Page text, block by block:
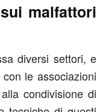
malfattori
diversi settori, e
le associazioni
condivisione di